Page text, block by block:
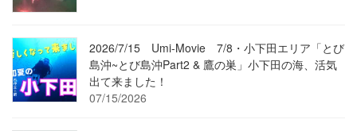
2026/7/15 Umi-Movie 7/8・小下田エリア「とび
島沖~とび島沖Part2 & 鷹の巣」小下田の海、活気
出て来ました！
07/15/2026